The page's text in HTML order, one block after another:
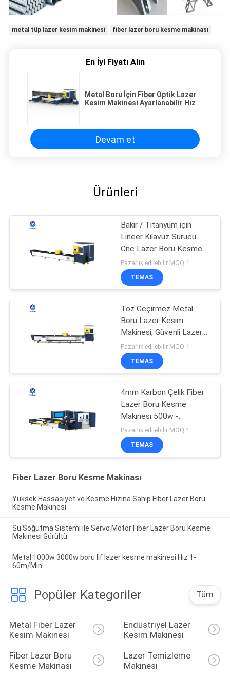
metal tüp lazer kesim makinesi fiber lazer boru kesme makinası
En İyi Fiyatı Alın
Metal Boru İçin Fiber Optik Lazer
Kesim Makinesi Ayarlanabilir Hız
Devam et
Ürünleri
Bakır / Titanyum için
Lineer Kılavuz Sürücü
Cnc Lazer Boru Kesme
Makinesi
Pazarlık edilebilir MOQ:1
TEMAS
Toz Geçirmez Metal
Boru Lazer Kesim
Makinesi, Güvenli Lazer
Kesim Makinesi
Pazarlık edilebilir MOQ:1
TEMAS
4mm Karbon Çelik Fiber
Lazer Boru Kesme
Makinesi 500w -
Raytools ile 4000W
Pazarlık edilebilir MOQ:1
TEMAS
Fiber Lazer Boru Kesme Makinası
Yüksek Hassasiyet ve Kesme Hızına Sahip Fiber Lazer Boru
Kesme Makinesi
Su Soğutma Sistemi ile Servo Motor Fiber Lazer Boru Kesme
Makinesi Gürültü
Metal 1000w 3000w boru lif lazer kesme makinesi Hız 1-
60m/Min
Popüler Kategoriler Tüm
Metal Fiber Lazer
Kesim Makinesi
Endüstriyel Lazer
Kesim Makinesi
Fiber Lazer Boru
Kesme Makinası
Lazer Temizleme
Makinesi